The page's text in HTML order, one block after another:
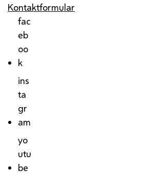
Kontaktformular
fac
eb
oo
k
ins
ta
gr
am
yo
utu
be